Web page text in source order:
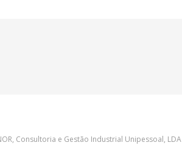
Consultoria e Gestão Industrial Unipessoal, LDA